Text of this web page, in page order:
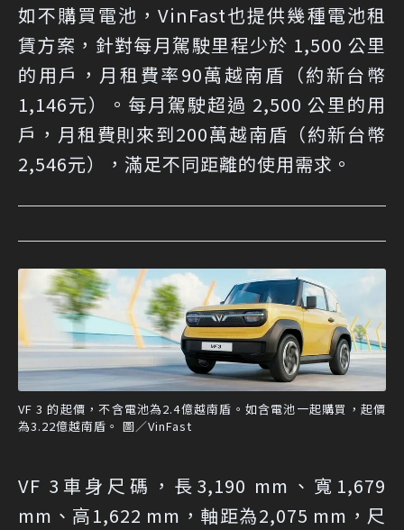
如不購買電池，VinFast也提供幾種電池租
賃方案，針對每月駕駛里程少於 1,500 公里
的用戶，月租費率90萬越南盾（約新台幣
1,146元）。每月駕駛超過 2,500 公里的用
戶，月租費則來到200萬越南盾（約新台幣
2,546元），滿足不同距離的使用需求。
VF 3 的起價，不含電池為2.4億越南盾。如含電池一起購買，起價
為3.22億越南盾。 圖／VinFast
VF 3車身尺碼，長3,190 mm、寬1,679
mm、高1,622 mm，軸距為2,075 mm，尺